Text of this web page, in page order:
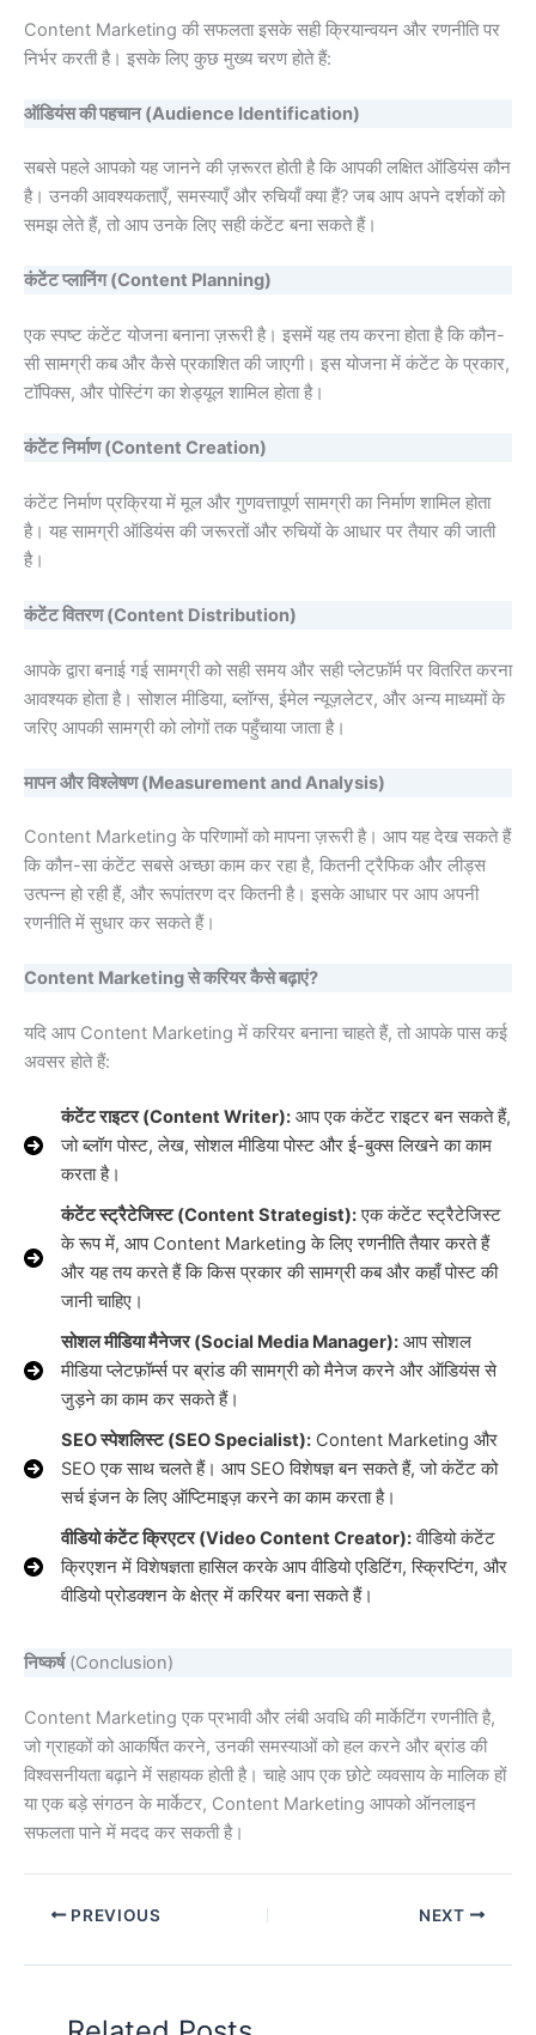
Content Marketing की सफलता इसके सही क्रियान्वयन और रणनीति पर
निर्भर करती है। इसके लिए कुछ मुख्य चरण होते हैं:
ऑडियंस की पहचान (Audience Identification)
सबसे पहले आपको यह जानने की ज़रूरत होती है कि आपकी लक्षित ऑडियंस कौन
है। उनकी आवश्यकताएँ, समस्याएँ और रुचियाँ क्या हैं? जब आप अपने दर्शकों को
समझ लेते हैं, तो आप उनके लिए सही कंटेंट बना सकते हैं।
कंटेंट प्लानिंग (Content Planning)
एक स्पष्ट कंटेंट योजना बनाना ज़रूरी है। इसमें यह तय करना होता है कि कौन-
सी सामग्री कब और कैसे प्रकाशित की जाएगी। इस योजना में कंटेंट के प्रकार,
टॉपिक्स, और पोस्टिंग का शेड्यूल शामिल होता है।
कंटेंट निर्माण (Content Creation)
कंटेंट निर्माण प्रक्रिया में मूल और गुणवत्तापूर्ण सामग्री का निर्माण शामिल होता
है। यह सामग्री ऑडियंस की जरूरतों और रुचियों के आधार पर तैयार की जाती
है।
कंटेंट वितरण (Content Distribution)
आपके द्वारा बनाई गई सामग्री को सही समय और सही प्लेटफ़ॉर्म पर वितरित करना
आवश्यक होता है। सोशल मीडिया, ब्लॉग्स, ईमेल न्यूज़लेटर, और अन्य माध्यमों के
जरिए आपकी सामग्री को लोगों तक पहुँचाया जाता है।
मापन और विश्लेषण (Measurement and Analysis)
Content Marketing के परिणामों को मापना ज़रूरी है। आप यह देख सकते हैं
कि कौन-सा कंटेंट सबसे अच्छा काम कर रहा है, कितनी ट्रैफिक और लीड्स
उत्पन्न हो रही हैं, और रूपांतरण दर कितनी है। इसके आधार पर आप अपनी
रणनीति में सुधार कर सकते हैं।
Content Marketing से करियर कैसे बढ़ाएं?
यदि आप Content Marketing में करियर बनाना चाहते हैं, तो आपके पास कई
अवसर होते हैं:
कंटेंट राइटर (Content Writer): आप एक कंटेंट राइटर बन सकते हैं,
जो ब्लॉग पोस्ट, लेख, सोशल मीडिया पोस्ट और ई-बुक्स लिखने का काम
करता है।
कंटेंट स्ट्रैटेजिस्ट (Content Strategist):एक कंटेंट स्ट्रैटेजिस्ट
के रूप में, आप Content Marketing के लिए रणनीति तैयार करते हैं
और यह तय करते हैं कि किस प्रकार की सामग्री कब और कहाँ पोस्ट की
जानी चाहिए।
सोशल मीडिया मैनेजर (Social Media Manager): आप सोशल
मीडिया प्लेटफ़ॉर्म्स पर ब्रांड की सामग्री को मैनेज करने और ऑडियंस से
जुड़ने का काम कर सकते हैं।
SEO स्पेशलिस्ट (SEO Specialist): Content Marketing और
SEO एक साथ चलते हैं। आप SEO विशेषज्ञ बन सकते हैं, जो कंटेंट को
सर्च इंजन के लिए ऑप्टिमाइज़ करने का काम करता है।
वीडियो कंटेंट क्रिएटर (Video Content Creator):वीडियो कंटेंट
क्रिएशन में विशेषज्ञता हासिल करके आप वीडियो एडिटिंग, स्क्रिप्टिंग, और
वीडियो प्रोडक्शन के क्षेत्र में करियर बना सकते हैं।
निष्कर्ष(Conclusion)
Content Marketing एक प्रभावी और लंबी अवधि की मार्केटिंग रणनीति है,
जो ग्राहकों को आकर्षित करने, उनकी समस्याओं को हल करने और ब्रांड की
विश्वसनीयता बढ़ाने में सहायक होती है। चाहे आप एक छोटे व्यवसाय के मालिक हों
या एक बड़े संगठन के मार्केटर, Content Marketing आपको ऑनलाइन
सफलता पाने में मदद कर सकती है।
PREVIOUS NEXT